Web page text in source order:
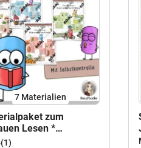
7 Materialien
zum
Lesen *
(1)